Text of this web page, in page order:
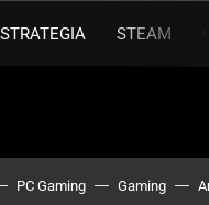
STEAM
PC Gaming Gaming